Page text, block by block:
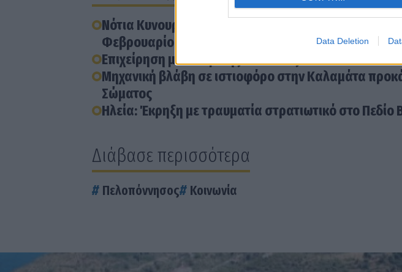
Data Deletion
Νότια Κυνουρία: Καταβολή λιμενικών τελών 2025
Φεβρουαρίου
Επιχείρηση μετακομιδής ασθενούς ναυτικού από το
Μηχανική βλάβη σε ιστιοφόρο στην Καλαμάτα
Σώματος
Ηλεία: Έκρηξη με τραυματία στρατιωτικό στο
Διάβασε περισσότερα
Πελοπόννησος Κοινωνία